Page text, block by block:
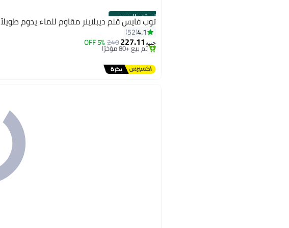
الستور الرسمي
توب فايس قلم ديبلاينر مقاوم للماء يدوم طويلاً
4.1
52
جنيه227.11
240
5% OFF
توصيل مجاني
تم بيع +80 مؤخرًا
توصيل مجاني